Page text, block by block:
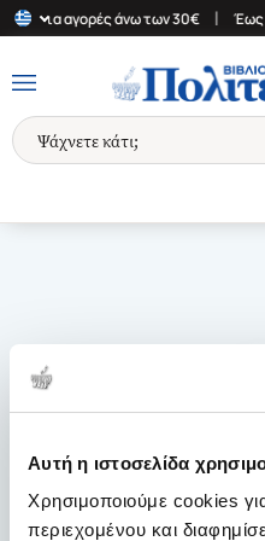
Αυτή η ιστοσελίδα
Χρησιμοποιούμε cookies
περιεχομένου και
για αγορές άνω των 30€ Έως